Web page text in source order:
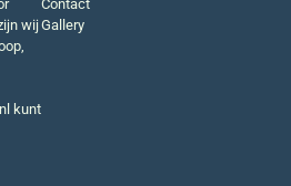
wij
kunt
Contact
Gallery